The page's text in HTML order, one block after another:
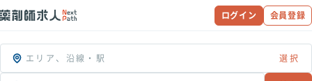
ログイン 会員登録
エリア、沿線・駅